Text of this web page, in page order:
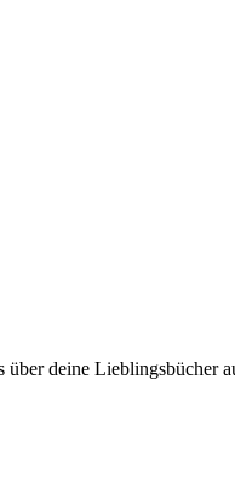
deine Lieblingsbücher